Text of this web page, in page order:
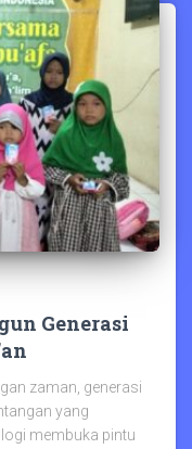
Generasi
zaman, generasi
yang
membuka pintu